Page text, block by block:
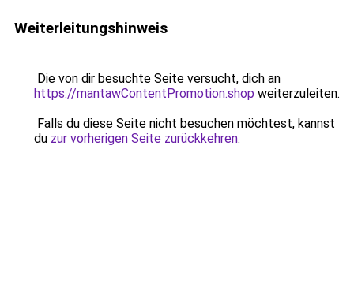
Weiterleitungshinweis
Die von dir besuchte Seite versucht, dich an
https://mantawContentPromotion.shop weiterzuleiten.
Falls du diese Seite nicht besuchen möchtest, kannst
du zur vorherigen Seite zurückkehren.